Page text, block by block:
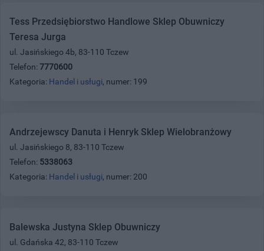
Tess Przedsiębiorstwo Handlowe Sklep Obuwniczy
Teresa Jurga
ul. Jasińskiego 4b, 83-110 Tczew
Telefon: 7770600
Kategoria: Handel i usługi, numer: 199
Andrzejewscy Danuta i Henryk Sklep Wielobranżowy
ul. Jasińskiego 8, 83-110 Tczew
Telefon: 5338063
Kategoria: Handel i usługi, numer: 200
Balewska Justyna Sklep Obuwniczy
ul. Gdańska 42, 83-110 Tczew